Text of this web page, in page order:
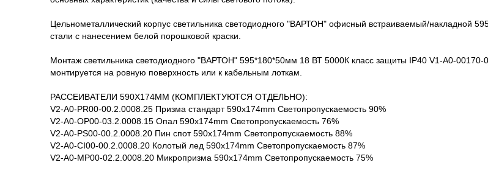
Цельнометаллический корпус светильника светодиодного "ВАРТОН" офисный встраиваемый/накладной
стали с нанесением белой порошковой краски.
Монтаж светильника светодиодного "ВАРТОН" 595*180*50мм 18 ВТ 5000К класс защиты IP40 V1-A0-00170-
монтируется на ровную поверхность или к кабельным лоткам.
РАССЕИВАТЕЛИ 590Х174MM (КОМПЛЕКТУЮТСЯ ОТДЕЛЬНО):
V2-A0-PR00-00.2.0008.25 Призма стандарт 590х174mm Светопропускаемость 90%
V2-A0-OP00-03.2.0008.15 Опал 590х174mm Светопропускаемость 76%
V2-A0-PS00-00.2.0008.20 Пин спот 590х174mm Светопропускаемость 88%
V2-A0-CI00-00.2.0008.20 Колотый лед 590х174mm Светопропускаемость 87%
V2-A0-MP00-02.2.0008.20 Микропризма 590х174mm Светопропускаемость 75%